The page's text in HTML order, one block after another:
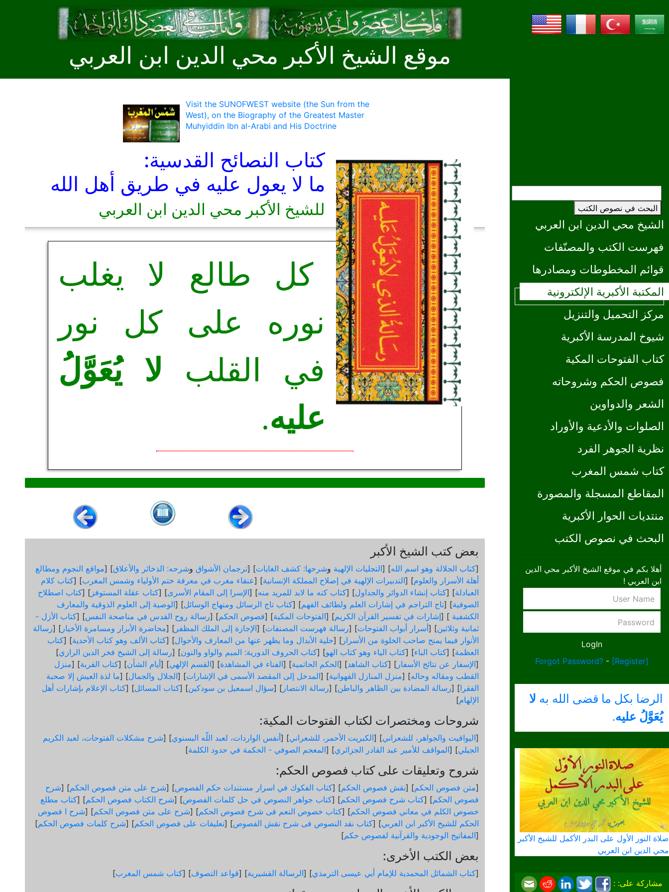
البحث في نصوص الكتب
الشيخ محي الدين ابن العربي
فهرست الكتب والمصنّفات
قوائم المخطوطات ومصادرها
المكتبة الأكبرية الإلكترونية
مركز التحميل والتنزيل
شيوخ المدرسة الأكبرية
كتاب الفتوحات المكية
فصوص الحكم وشروحاته
الشعر والدواوين
الصلوات والأدعية والأوراد
نظرية الجوهر الفرد
كتاب شمس المغرب
المقاطع المسجلة والمصورة
منتديات الحوار الأكبرية
البحث في نصوص الكتب
أهلا بكم في موقع الشيخ الأكبر محي الدين
ابن العربي !
Forgot Password? - [Register]
الرضا بكل ما قضى الله به لا
يُعَوَّلُ عليه.
صلاة النور الأول على البدر الأكمل للشيخ الأكبر
محي الدين ابن العربي
مشاركة على: :
موقع الشيخ الأكبر محي الدين ابن العربي
Visit the SUNOFWEST website (the Sun from the
West), on the Biography of the Greatest Master
Muhyiddin Ibn al-Arabi and His Doctrine
كتاب النصائح القدسية:
ما لا يعول عليه في طريق أهل الله
للشيخ الأكبر محي الدين ابن العربي
كل طالع لا يغلب
نوره على كل نور
في القلب لا يُعَوَّلُ
عليه.
بعض كتب الشيخ الأكبر
[كتاب الجلالة وهو اسم الله] [التجليات الإلهية وشرحها: كشف الغايات] [ترجمان الأشواق وشرحه: الذخائر والأعلاق] [مواقع النجوم ومطالع
أهلة الأسرار والعلوم] [التدبيرات الإلهية في إصلاح المملكة الإنسانية] [عنقاء مغرب في معرفة ختم الأولياء وشمس المغرب] [كتاب كلام
العبادلة] [كتاب إنشاء الدوائر والجداول] [كتاب كنه ما لابد للمريد منه] [الإسرا إلى المقام الأسرى] [كتاب عقلة المستوفز ] [كتاب اصطلاح
الصوفية] [تاج التراجم في إشارات العلم ولطائف الفهم] [كتاب تاج الرسائل ومنهاج الوسائل] [الوصية إلى العلوم الذوقية والمعارف
الكشفية ] [إشارات في تفسير القرآن الكريم] [الفتوحات المكية] [فصوص الحكم] [رسالة روح القدس في مناصحة النفس] [كتاب الأزل -
ثمانية وثلاثين] [أسرار أبواب الفتوحات] [رسالة فهرست المصنفات] [الإجازة إلى الملك المظفر ] [محاضرة الأبرار ومسامرة الأخيار ] [رسالة
الأنوار فيما يمنح صاحب الخلوة من الأسرار ] [حلية الأبدال وما يظهر عنها من المعارف والأحوال] [كتاب الألف وهو كتاب الأحدية] [كتاب
العظمة] [كتاب الباء] [كتاب الياء وهو كتاب الهو] [كتاب الحروف الدورية: الميم والواو والنون] [رسالة إلى الشيخ فخر الدين الرازي]
[الإسفار عن نتائج الأسفار ] [كتاب الشاهد] [الحكم الحاتمية] [الفناء في المشاهدة] [القسم الإلهي] [أيام الشأن] [كتاب القربة] [منزل
القطب ومقاله وحاله] [منزل المنازل الفهوانية] [المدخل إلى المقصد الأسمى في الإشارات] [الجلال والجمال] [ما لذة العيش إلا صحبة
الفقرا] [رسالة المضادة بين الظاهر والباطن] [رسالة الانتصار ] [سؤال اسمعيل بن سودكين] [كتاب المسائل] [كتاب الإعلام بإشارات أهل
الإلهام]
شروحات ومختصرات لكتاب الفتوحات المكية:
[اليواقيت والجواهر، للشعراني] [الكبريت الأحمر، للشعراني] [أنفس الواردات، لعبد اللّه البسنوي] [شرح مشكلات الفتوحات، لعبد الكريم
الجيلي] [المواقف للأمير عبد القادر الجزائري] [المعجم الصوفي - الحكمة في حدود الكلمة]
شروح وتعليقات على كتاب فصوص الحكم:
[متن فصوص الحكم] [نقش فصوص الحكم] [كتاب الفكوك في اسرار مستندات حكم الفصوص] [شرح على متن فصوص الحكم] [شرح
فصوص الحكم] [كتاب شرح فصوص الحكم] [كتاب جواهر النصوص في حل كلمات الفصوص] [شرح الكتاب فصوص الحكم] [كتاب مطلع
خصوص الكلم في معاني فصوص الحكم] [كتاب خصوص النعم فى شرح فصوص الحكم] [شرح على متن فصوص الحكم] [شرح ا فصوص
الحكم للشيخ الأكبر ابن العربي] [كتاب نقد النصوص فى شرح نقش الفصوص] [تعليقات على فصوص الحكم] [شرح كلمات فصوص الحكم]
[المفاتيح الوجودية والقرآنیة لفصوص حكم]
بعض الكتب الأخرى:
[كتاب الشمائل المحمدية للإمام أبي عيسى الترمذي] [الرسالة القشيرية] [قواعد التصوف] [كتاب شمس المغرب]